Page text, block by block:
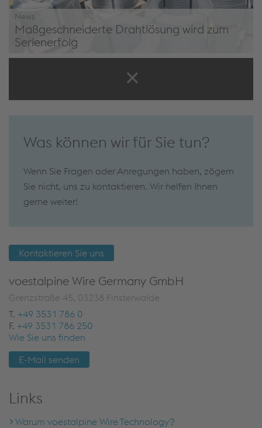
News
Maßgeschneiderte Drahtlösung wird zum
Serienerfolg
Drahtlösung wird zum Serienerfolg
Was können wir für Sie tun?
Wenn Sie Fragen oder Anregungen haben, zögern
Sie nicht, uns zu kontaktieren. Wir helfen Ihnen
gerne weiter!
Kontaktieren Sie uns
voestalpine Wire Germany GmbH
Grenzstraße 45, 03238 Finsterwalde
T. +49 3531 786 0
F. +49 3531 786 250
Wie Sie uns finden
E-Mail senden
Links
Warum voestalpine Wire Technology?